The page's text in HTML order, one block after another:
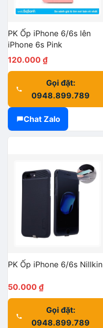
PK Ốp iPhone 6/6s lên
iPhone 6s Pink
120.000 ₫
Gọi đặt:
0948.899.789
Chat Zalo
PK Ốp iPhone 6/6s Nillkin
50.000 ₫
Gọi đặt:
0948.899.789